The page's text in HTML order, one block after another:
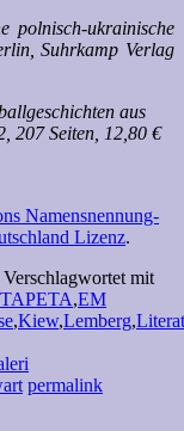
polnisch-ukrainische
Suhrkamp Verlag
aus
207 Seiten, 12,80 €
Namensnennung-
Lizenz.
Verschlagwortet mit
,EM
,Kiew,Lemberg,
permalink